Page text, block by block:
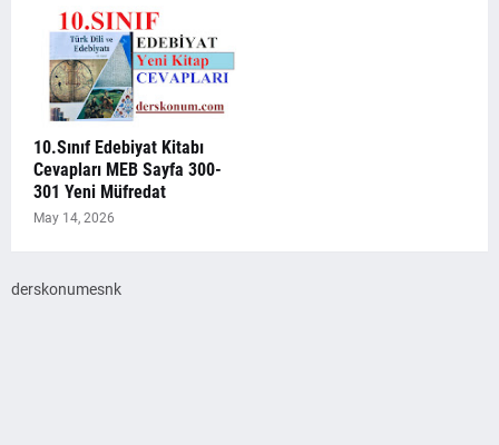
10.Sınıf Edebiyat Kitabı
Cevapları MEB Sayfa 300-
301 Yeni Müfredat
May 14, 2026
derskonumesnk